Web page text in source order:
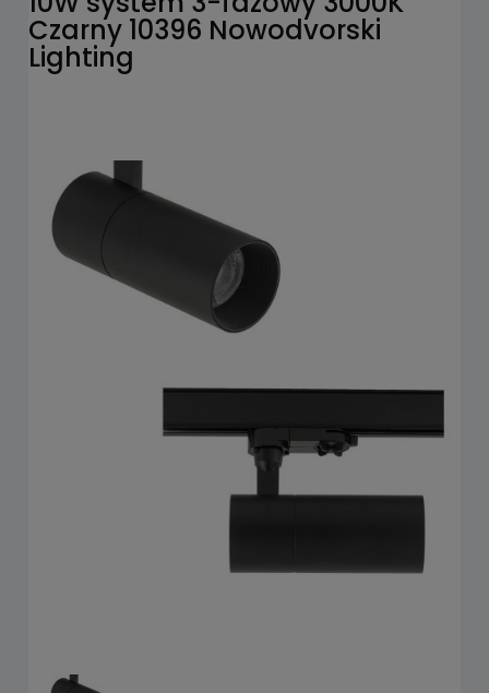
Czarny 10396 Nowodvorski
Lighting